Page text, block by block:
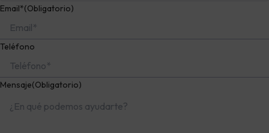
Email*(Obligatorio)
Teléfono
Mensaje(Obligatorio)